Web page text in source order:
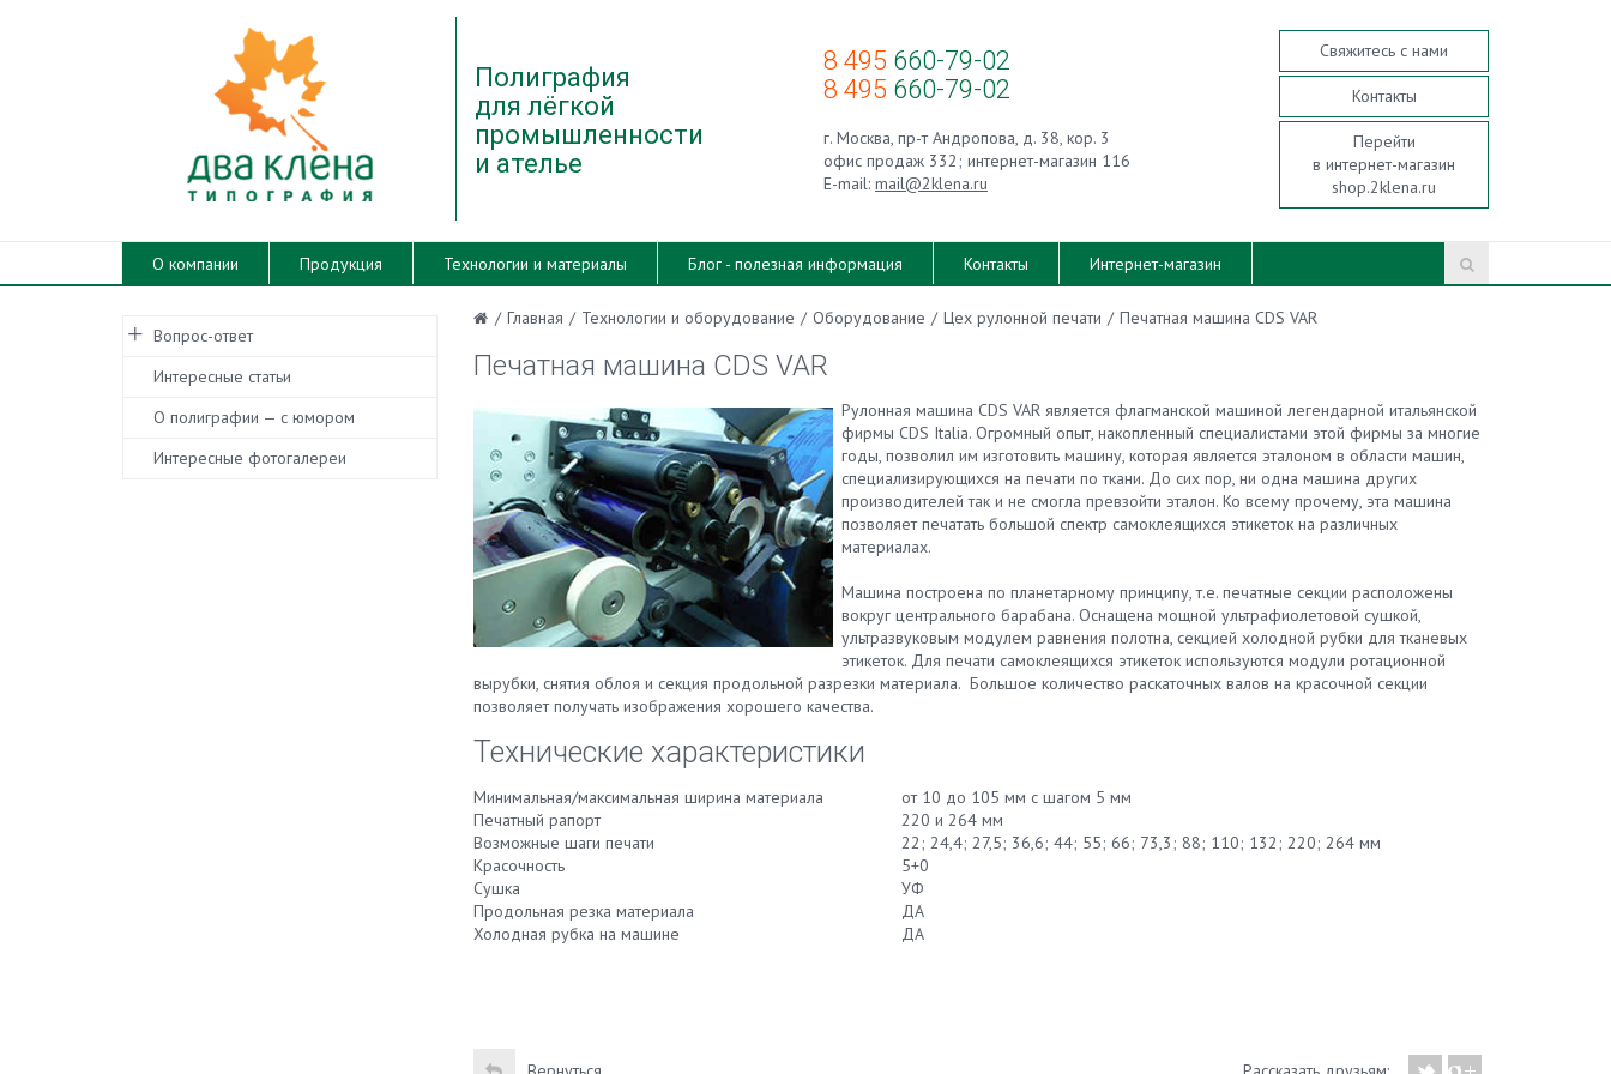
Полиграфия
для лёгкой
промышленности
и ателье
8 495 660-79-02
8 495 660-79-02
г. Москва, пр-т Андропова, д. 38, кор. 3
офис продаж 332; интернет-магазин 116
E-mail: mail@2klena.ru
Свяжитесь с нами
Контакты
Перейти
в интернет-магазин
shop.2klena.ru
О компании Продукция Технологии и материалы Блог - полезная информация Контакты Интернет-магазин
/ Главная / Технологии и оборудование / Оборудование / Цех рулонной печати / Печатная машина CDS VAR
Печатная машина CDS VAR
Рулонная машина CDS VAR является флагманской машиной легендарной итальянской
фирмы CDS Italia. Огромный опыт, накопленный специалистами этой фирмы за многие
годы, позволил им изготовить машину, которая является эталоном в области машин,
специализирующихся на печати по ткани. До сих пор, ни одна машина других
производителей так и не смогла превзойти эталон. Ко всему прочему, эта машина
позволяет печатать большой спектр самоклеящихся этикеток на различных
материалах.
Машина построена по планетарному принципу, т.е. печатные секции расположены
вокруг центрального барабана. Оснащена мощной ультрафиолетовой сушкой,
ультразвуковым модулем равнения полотна, секцией холодной рубки для тканевых
этикеток. Для печати самоклеящихся этикеток используются модули ротационной
вырубки, снятия облоя и секция продольной разрезки материала. Большое количество раскаточных валов на красочной секции
позволяет получать изображения хорошего качества.
Технические характеристики
Минимальная/максимальная ширина материала
от 10 до 105 мм с шагом 5 мм
Печатный рапорт
220 и 264 мм
Возможные шаги печати
22; 24,4; 27,5; 36,6; 44; 55; 66; 73,3; 88; 110; 132; 220; 264 мм
Красочность
5+0
Сушка
УФ
Продольная резка материала
ДА
Холодная рубка на машине
ДА
Вопрос-ответ
Интересные статьи
О полиграфии — с юмором
Интересные фотогалереи